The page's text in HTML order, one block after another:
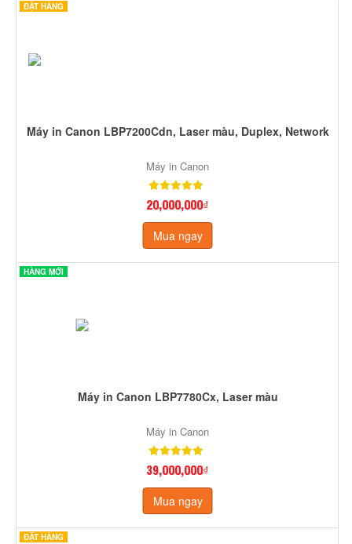
ĐẶT HÀNG
Máy in Canon LBP7200Cdn, Laser màu, Duplex, Network
Máy in Canon
20,000,000₫
Mua ngay
HÀNG MỚI
Máy in Canon LBP7780Cx, Laser màu
Máy in Canon
39,000,000₫
Mua ngay
ĐẶT HÀNG